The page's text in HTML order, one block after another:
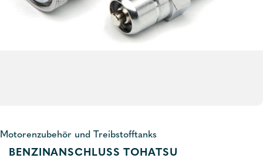
Motorenzubehör und Treibstofftanks
BENZINANSCHLUSS TOHATSU